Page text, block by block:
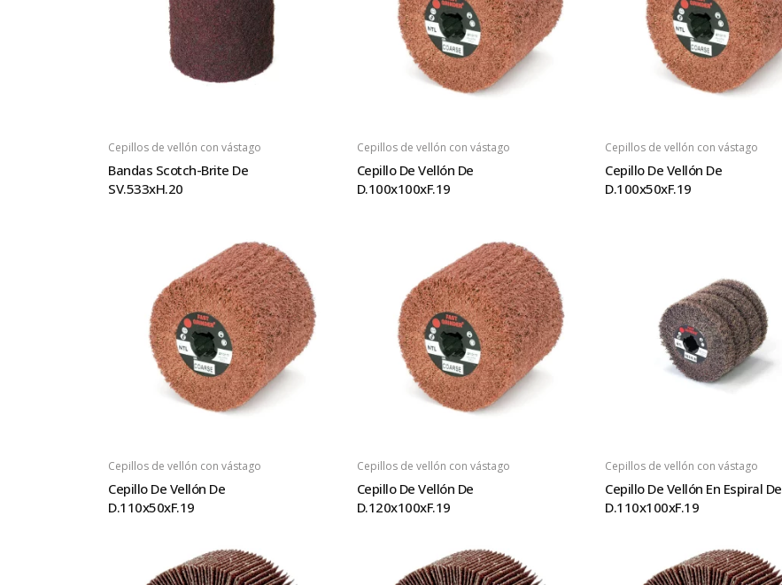
Cepillos de vellón con vástago
Bandas Scotch-Brite De
SV.533xH.20
Cepillos de vellón con vástago
Cepillo De Vellón De
D.100x100xF.19
Cepillos de vellón con vástago
Cepillo De Vellón De
D.100x50xF.19
Cepillos de vellón con vástago
Cepillo De Vellón De
D.110x50xF.19
Cepillos de vellón con vástago
Cepillo De Vellón De
D.120x100xF.19
Cepillos de vellón con vástago
Cepillo De Vellón En Espiral De
D.110x100xF.19